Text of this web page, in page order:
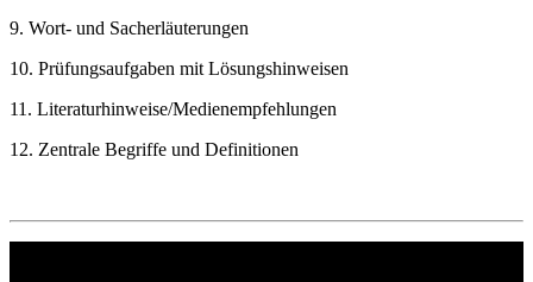
9. Wort- und Sacherläuterungen
10. Prüfungsaufgaben mit Lösungshinweisen
11. Literaturhinweise/Medienempfehlungen
12. Zentrale Begriffe und Definitionen